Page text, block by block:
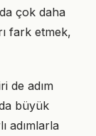
çok daha
fark etmek,
de adım
büyük
adımlarla